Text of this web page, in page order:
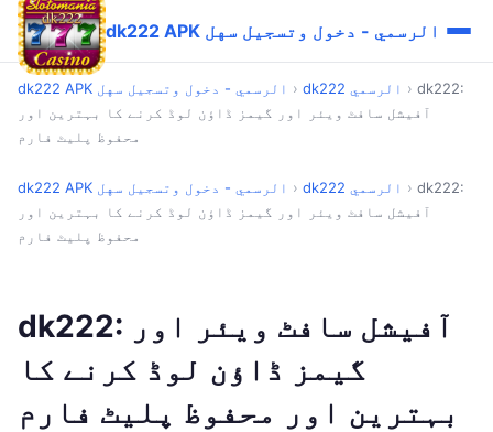
dk222 APK الرسمي - دخول وتسجيل سهل
dk222 APK الرسمي - دخول وتسجيل سهل › dk222 الرسمي › dk222:
آفیشل سافٹ ویئر اور گیمز ڈاؤن لوڈ کرنے کا بہترین اور
محفوظ پلیٹ فارم
dk222 APK الرسمي - دخول وتسجيل سهل › dk222 الرسمي › dk222:
آفیشل سافٹ ویئر اور گیمز ڈاؤن لوڈ کرنے کا بہترین اور
محفوظ پلیٹ فارم
dk222: آفیشل سافٹ ویئر اور
گیمز ڈاؤن لوڈ کرنے کا
بہترین اور محفوظ پلیٹ فارم